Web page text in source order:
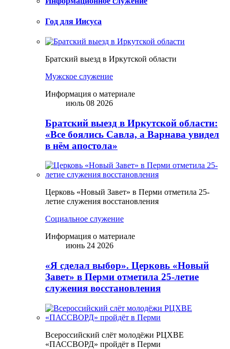
Год для Иисуса
Братский выезд в Иркутской области
Мужское служение
Информация о материале
июль 08 2026
Братский выезд в Иркутской области:
«Все боялись Савла, а Варнава увидел
в нём апостола»
Церковь «Новый Завет» в Перми отметила 25-
летие служения восстановления
Социальное служение
Информация о материале
июнь 24 2026
«Я сделал выбор». Церковь «Новый
Завет» в Перми отметила 25-летие
служения восстановления
Всероссийский слёт молодёжи РЦХВЕ
«ПАССВОРД» пройдёт в Перми